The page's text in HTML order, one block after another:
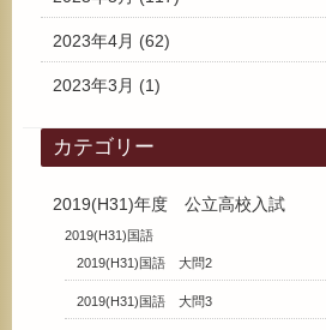
2023年4月 (62)
2023年3月 (1)
カテゴリー
2019(H31)年度 公立高校入試
2019(H31)国語
2019(H31)国語 大問2
2019(H31)国語 大問3